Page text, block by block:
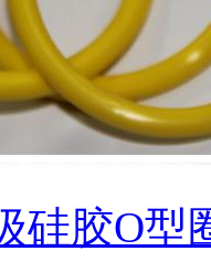
硅胶O型